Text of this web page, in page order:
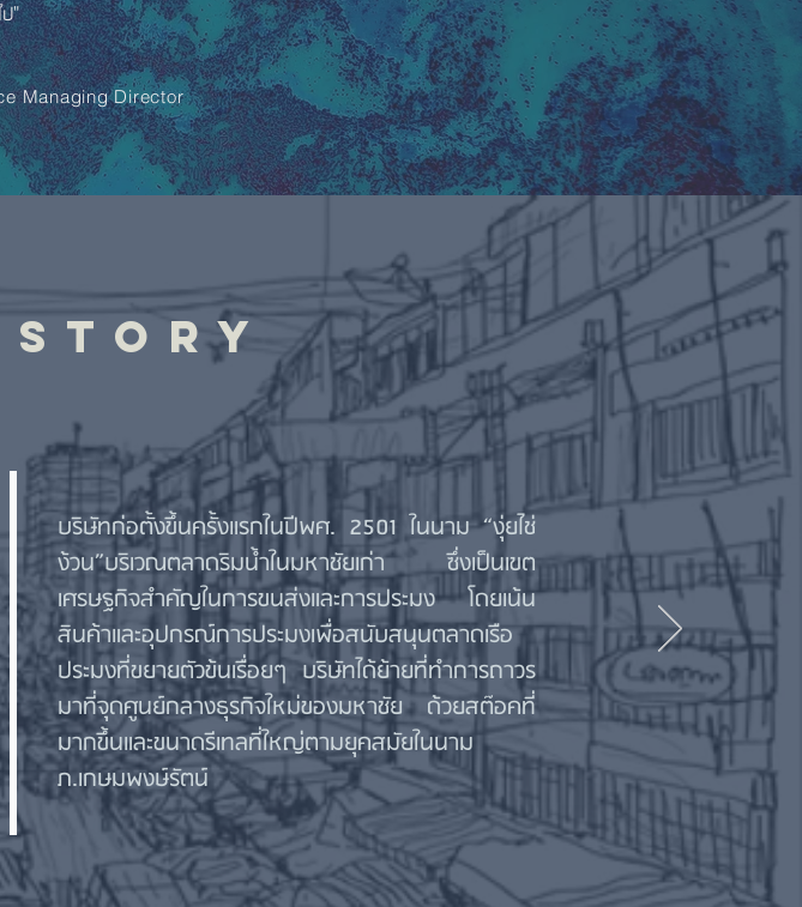
"
Managing Director
บริษัทก่อตั้งขึ้นครั้งแรกในปีพศ. 2501 ในนาม “งุ่ยไช่
ง้วน”บริเวณตลาดริมน้ำในมหาชัยเก่า ซึ่งเป็นเขต
เศรษฐกิจสำคัญในการขนส่งและการประมง โดยเน้น
สินค้าและอุปกรณ์การประมงเพื่อสนับสนุนตลาดเรือ
ประมงที่ขยายตัวข้นเรื่อยๆ บริษัทได้ย้ายที่ทำการถาวร
มาที่จุดศูนย์กลางธุรกิจใหม่ของมหาชัย ด้วยสต๊อคที่
มากขึ้นและขนาดรีเทลที่ใหญ่ตามยุคสมัยในนาม
ภ.เกษมพงษ์รัตน์